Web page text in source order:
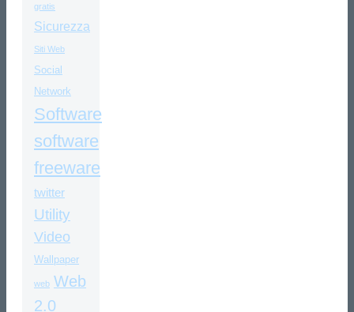
gratis
Sicurezza
Siti Web
Social
Network
Software
software
freeware
twitter
Utility
Video
Wallpaper
web Web
2.0